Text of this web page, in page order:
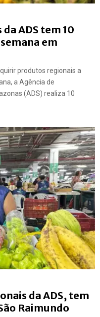
ADS tem 10
em
produtos regionais a
a Agência de
(ADS) realiza 10
da ADS, tem
Raimundo